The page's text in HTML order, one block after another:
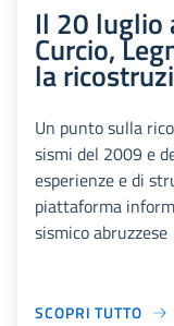
Il 20 luglio
Curcio,
la
Un punto sulla
sismi del 2009 e
esperienze e di
piattaforma
sismico abruzzese
SCOPRI TUTTO